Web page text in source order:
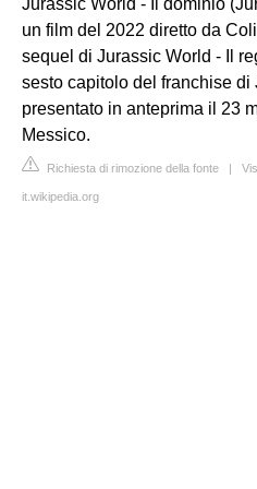
Jurassic World - Il dominio
un film del 2022 diretto da
sequel di Jurassic World - Il
sesto capitolo del franchise di
presentato in anteprima il 23
Messico.
Richiesta di rimozione della fonte |
it.wikipedia.org